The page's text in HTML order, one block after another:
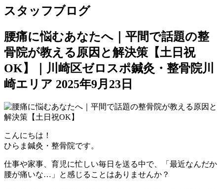
スタッフブログ
腰痛に悩むあなたへ｜平間で話題の整
骨院が教える原因と解決策【土日祝
OK】｜川崎区ゼロスポ鍼灸・整骨院川
崎エリア 2025年9月23日
こんにちは！
ひらま鍼灸・整骨院です。
仕事や家事、育児に忙しい毎日を送る中で、「最近なんだか
腰が痛いな…」と感じることはありませんか？